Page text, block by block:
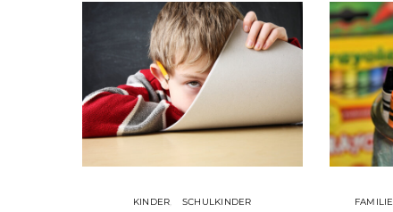
KINDER SCHULKINDER FAMILIE